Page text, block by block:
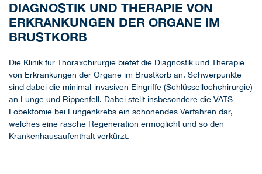
DIAGNOSTIK UND THERAPIE VON
ERKRANKUNGEN DER ORGANE IM
BRUSTKORB
Die Klinik für Thoraxchirurgie bietet die Diagnostik und Therapie
von Erkrankungen der Organe im Brustkorb an. Schwerpunkte
sind dabei die minimal-invasiven Eingriffe (Schlüssellochchirurgie)
an Lunge und Rippenfell. Dabei stellt insbesondere die VATS-
Lobektomie bei Lungenkrebs ein schonendes Verfahren dar,
welches eine rasche Regeneration ermöglicht und so den
Krankenhausaufenthalt verkürzt.